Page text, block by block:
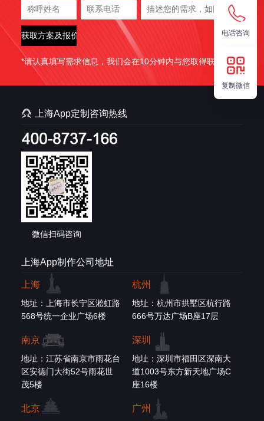
电话咨询
复制微信
*请认真填写需求信息，我们会在10分钟内与您取得联系。
 上海App定制咨询热线
微信扫码咨询
上海App制作公司地址
上海
地址：上海市长宁区淞虹路
568号统一企业广场6楼
杭州
地址：杭州市拱墅区杭行路
666号万达广场B座17层
南京
地址：江苏省南京市雨花台
区安德门大街52号雨花世
茂5楼
深圳
地址：深圳市福田区深南大
道1003号东方新天地广场C
座16楼
北京 广州